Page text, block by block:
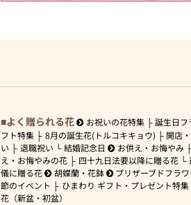
よく贈られる花 お祝いの花特集
誕生日フ
フト特集
8月の誕生花(トルコキキョウ)
開店
い
退職祝い 結婚記念日 お供え・お悔やみ
え・お悔やみの花
四十九日法要以降に贈る花
儀に贈る花
胡蝶蘭・花鉢 プリザーブドフラワ
節のイベント
ひまわり ギフト・プレゼント特集
花（新盆・初盆）